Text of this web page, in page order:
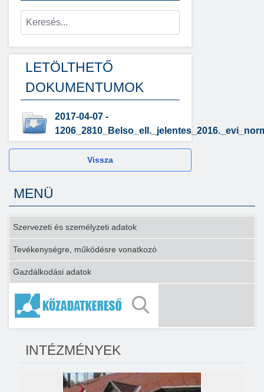
LETÖLTHETŐ
DOKUMENTUMOK
2017-04-07 -
Vissza
MENÜ
Szervezeti és személyzeti adatok
Tevékenységre, működésre vonatkozó
Gazdálkodási adatok
INTÉZMÉNYEK